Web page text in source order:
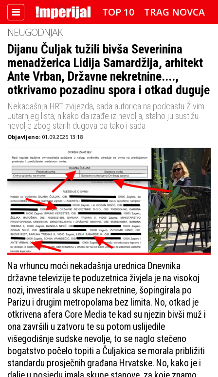
TOP 10
TRAG NOVCA
DETEKTOR
IMPERIJAL VIDEO
RADAR
IMPERIJAL & FREETIME
IMPERIJALOVE POZNATE FACE
NEUGODNJAK
Dijanu Čuljak tužili bivša Severinina
menadžerica Lidija Samardžija, arhitekt
Ante Vrban, Državne nekretnine....,
otkrivamo pozadinu spora i otkad duguje
Nekadašnja HRT zvijezda, sada autorica na podcastu Živim
Jutarnjeg lista, nikako da izađe iz nevolja, stalno ju sustižu
nevolje zbog starih dugova pa tako i sada
Objavljeno: 01.09.2025 13:18
Na vrhuncu moći nekadašnja urednica Dnevnika
državne televizije te poduzetnica živjela je na visokoj
nozi, investirala u skupe nekretnine, šopingirala po
Parizu i drugim metropolama bez limita. No, otkad je
otkrivena afera Core Media te kad su njezin bivši muž i
ona završili u zatvoru te su potom uslijedile
višegodišnje sudske nevolje, to se naglo stečeno
bogatstvo počelo topiti a Čuljakica se morala približiti
standardu prosječnih građana Hrvatske. No, kako je i